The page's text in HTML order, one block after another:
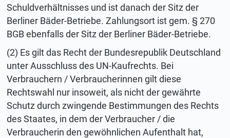
Schuldverhältnisses und ist danach der Sitz der
Berliner Bäder-Betriebe. Zahlungsort ist gem. § 270
BGB ebenfalls der Sitz der Berliner Bäder-Betriebe.
(2) Es gilt das Recht der Bundesrepublik Deutschland
unter Ausschluss des UN-Kaufrechts. Bei
Verbrauchern / Verbraucherinnen gilt diese
Rechtswahl nur insoweit, als nicht der gewährte
Schutz durch zwingende Bestimmungen des Rechts
des Staates, in dem der Verbraucher / die
Verbraucherin den gewöhnlichen Aufenthalt hat,